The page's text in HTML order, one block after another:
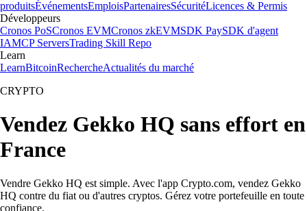
produitsÉvénementsEmploisPartenairesSécuritéLicences & Permis
Développeurs
Cronos PoSCronos EVMCronos zkEVMSDK PaySDK d'agent
IAMCP ServersTrading Skill Repo
Learn
LearnBitcoinRechercheActualités du marché
CRYPTO
Vendez Gekko HQ sans effort en
France
Vendre Gekko HQ est simple. Avec l'app Crypto.com, vendez Gekko
HQ contre du fiat ou d'autres cryptos. Gérez votre portefeuille en toute
confiance.